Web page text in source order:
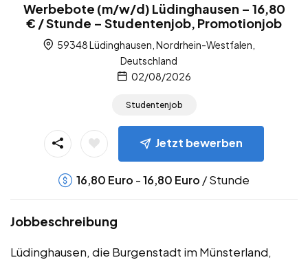
Werbebote (m/w/d) Lüdinghausen – 16,80
€ / Stunde – Studentenjob, Promotionjob
59348 Lüdinghausen, Nordrhein-Westfalen,
Deutschland
02/08/2026
Studentenjob
Jetzt bewerben
16,80 Euro -16,80 Euro / Stunde
Jobbeschreibung
Lüdinghausen, die Burgenstadt im Münsterland,